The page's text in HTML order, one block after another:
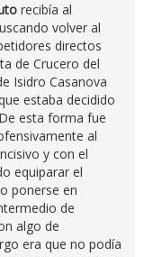
recibía al
volver al
directos
de Crucero del
Isidro Casanova
estaba decidido
esta forma fue
al
y con el
equiparar el
ponerse en
de
algo de
era que no podía